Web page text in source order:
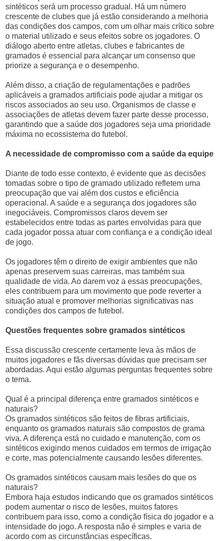
sintéticos será um processo gradual. Há um número
crescente de clubes que já estão considerando a melhoria
das condições dos campos, com um olhar mais crítico sobre
o material utilizado e seus efeitos sobre os jogadores. O
diálogo aberto entre atletas, clubes e fabricantes de
gramados é essencial para alcançar um consenso que
priorize a segurança e o desempenho.
Além disso, a criação de regulamentações e padrões
aplicáveis a gramados artificiais pode ajudar a mitigar os
riscos associados ao seu uso. Organismos de classe e
associações de atletas devem fazer parte desse processo,
garantindo que a saúde dos jogadores seja uma prioridade
máxima no ecossistema do futebol.
A necessidade de compromisso com a saúde da equipe
Diante de todo esse contexto, é evidente que as decisões
tomadas sobre o tipo de gramado utilizado refletem uma
preocupação que vai além dos custos e eficiência
operacional. A saúde e a segurança dos jogadores são
inegociáveis. Compromissos claros devem ser
estabelecidos entre todas as partes envolvidas para que
cada jogador possa atuar com confiança e a condição ideal
de jogo.
Os jogadores têm o direito de exigir ambientes que não
apenas preservem suas carreiras, mas também sua
qualidade de vida. Ao darem voz a essas preocupações,
eles contribuem para um movimento que pode reverter a
situação atual e promover melhorias significativas nas
condições dos campos de futebol.
Questões frequentes sobre gramados sintéticos
Essa discussão crescente certamente leva às mãos de
muitos jogadores e fãs diversas dúvidas que precisam ser
abordadas. Aqui estão algumas perguntas frequentes sobre
o tema.
Qual é a principal diferença entre gramados sintéticos e
naturais?
Os gramados sintéticos são feitos de fibras artificiais,
enquanto os gramados naturais são compostos de grama
viva. A diferença está no cuidado e manutenção, com os
sintéticos exigindo menos cuidados em termos de irrigação
e corte, mas potencialmente causando lesões diferentes.
Os gramados sintéticos causam mais lesões do que os
naturais?
Embora haja estudos indicando que os gramados sintéticos
podem aumentar o risco de lesões, muitos fatores
contribuem para isso, como a condição física do jogador e a
intensidade do jogo. A resposta não é simples e varia de
acordo com as circunstâncias específicas.